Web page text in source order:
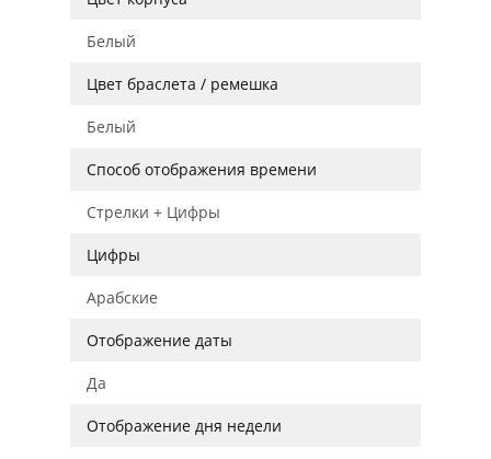
Белый
Цвет браслета / ремешка
Белый
Способ отображения времени
Стрелки + Цифры
Цифры
Арабские
Отображение даты
Да
Отображение дня недели